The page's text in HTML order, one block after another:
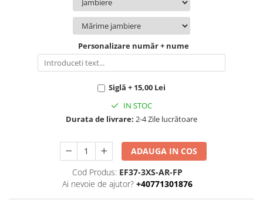
Personalizare număr + nume
Siglă + 15,00 Lei
IN STOC
Durata de livrare: 2-4 Zile lucrătoare
ADAUGA IN COS
Cod Produs: EF37-3XS-AR-FP
Ai nevoie de ajutor? +40771301876